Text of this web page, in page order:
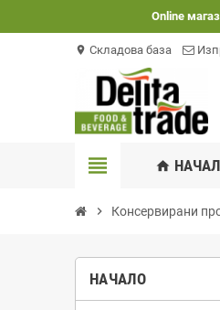
Оnline
location_on Складова база
view_headline home
chevron_right Консервирани
НАЧАЛО